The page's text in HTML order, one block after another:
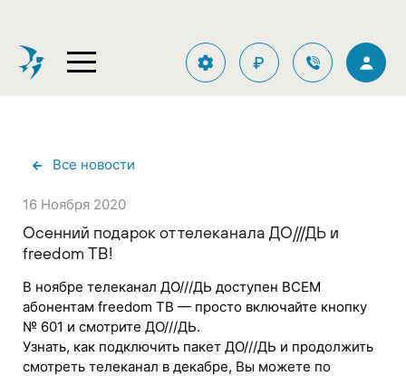
Все новости
16 Ноября 2020
Осенний подарок от телеканала ДО///ДЬ и
freedom ТВ!
В ноябре телеканал ДО///ДЬ доступен ВСЕМ
абонентам freedom ТВ — просто включайте кнопку
№ 601 и смотрите ДО///ДЬ.
Узнать, как подключить пакет ДО///ДЬ и продолжить
смотреть телеканал в декабре, Вы можете по
₽